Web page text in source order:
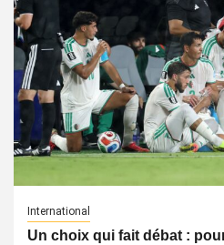
International
Un choix qui fait débat :